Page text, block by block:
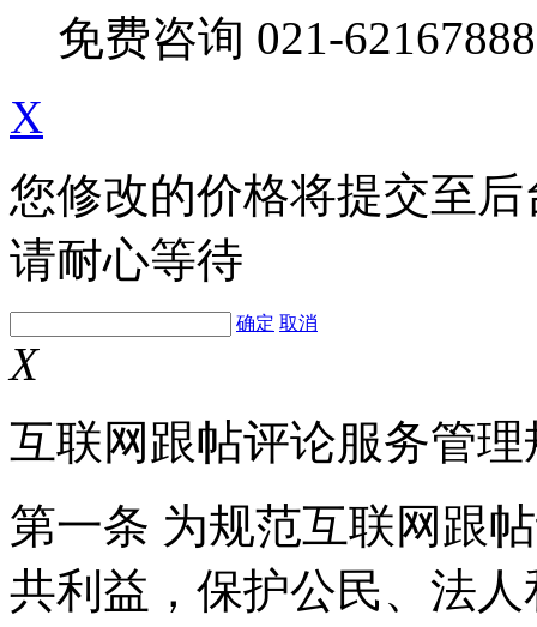
免费咨询 021-62167888
X
您修改的价格将提交至
请耐心等待
确定 取消
X
互联网跟帖评论服务管理
第一条 为规范互联网跟
共利益，保护公民、法